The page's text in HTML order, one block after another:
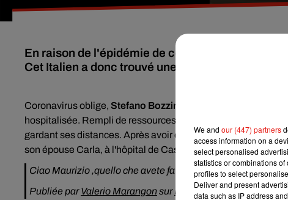
En raison de l'épidémie de coronavirus,
Cet Italien a donc trouvé une jolie façon de lui
Coronavirus oblige, Stefano Bozzini
, un Italien de 81 ans,
hospitalisée. Rempli de ressources, l'octogénaire a alors
gardant ses distances. Après avoir demandé l'autorisation
son épouse Carla, à l'hôpital de Castel San Giovanni, près de
Ciao Maurizio ,quello che avete fatto per la mamma è
Publiée parValerio MarangonsurDimanche 8 novembre
We and our (447) partners
access information on a
select personalised
statistics or combinations
profiles to select
Deliver and present
data such as IP address